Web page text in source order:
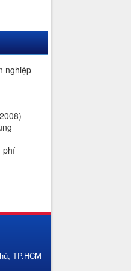
nghiệp
2008)
phí
TP.HCM